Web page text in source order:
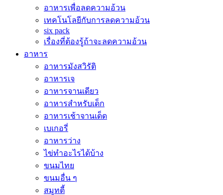
อาหารเพื่อลดความอ้วน
เทคโนโลยีกับการลดความอ้วน
six pack
เรื่องที่ต้องรู้ถ้าจะลดความอ้วน
อาหาร
อาหารมังสวิรัติ
อาหารเจ
อาหารจานเดียว
อาหารสำหรับเด็ก
อาหารเช้าจานเด็ด
เบเกอรี่
อาหารว่าง
ไข่ทำอะไรได้บ้าง
ขนมไทย
ขนมอื่น ๆ
สมูทตี้